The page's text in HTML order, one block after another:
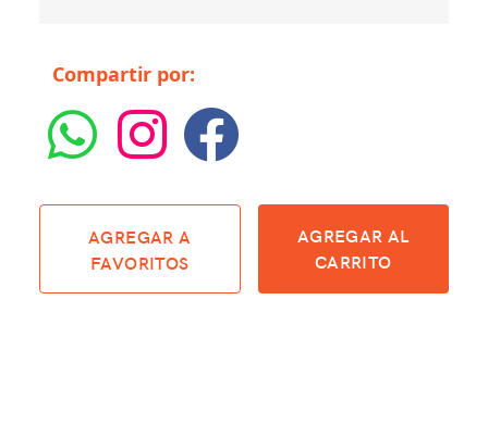
Compartir por:
AGREGAR A
FAVORITOS
AGREGAR AL
CARRITO